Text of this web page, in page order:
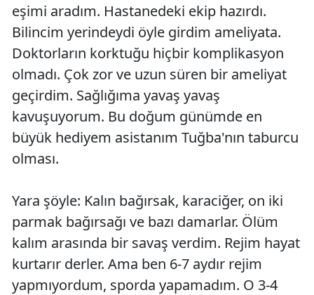
eşimi aradım. Hastanedeki ekip hazırdı.
Bilincim yerindeydi öyle girdim ameliyata.
Doktorların korktuğu hiçbir komplikasyon
olmadı. Çok zor ve uzun süren bir ameliyat
geçirdim. Sağlığıma yavaş yavaş
kavuşuyorum. Bu doğum günümde en
büyük hediyem asistanım Tuğba'nın taburcu
olması.
Yara şöyle: Kalın bağırsak, karaciğer, on iki
parmak bağırsağı ve bazı damarlar. Ölüm
kalım arasında bir savaş verdim. Rejim hayat
kurtarır derler. Ama ben 6-7 aydır rejim
yapmıyordum, sporda yapamadım. O 3-4